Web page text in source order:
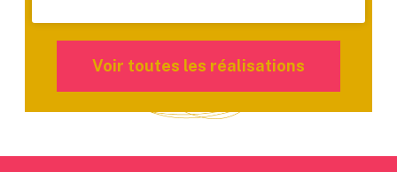
Voir toutes les réalisations